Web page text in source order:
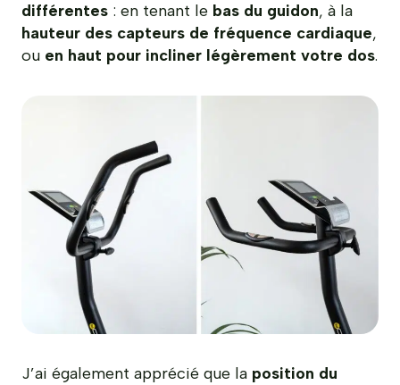
différentes : en tenant le bas du guidon, à la
hauteur des capteurs de fréquence cardiaque,
ou en haut pour incliner légèrement votre dos.
J’ai également apprécié que la position du